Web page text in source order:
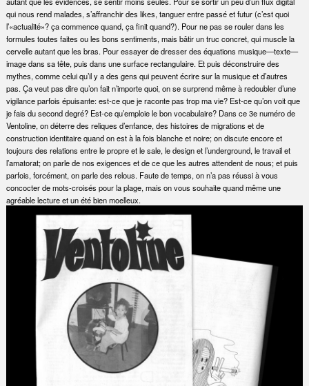
qui nous rend malades, s’affranchir des likes, tanguer entre passé et futur (c’est quoi
l’«actualité»? ça commence quand, ça finit quand?). Pour ne pas se rouler dans les
formules toutes faites ou les bons sentiments, mais bâtir un truc concret, qui muscle la
cervelle autant que les bras. Pour essayer de dresser des équations musique—texte—
image dans sa tête, puis dans une surface rectangulaire. Et puis déconstruire des
mythes, comme celui qu’il y a des gens qui peuvent écrire sur la musique et d’autres
pas. Ça veut pas dire qu’on fait n’importe quoi, on se surprend même à redoubler d’une
vigilance parfois épuisante: est-ce que je raconte pas trop ma vie? Est-ce qu’on voit que
je fais du second degré? Est-ce qu’emploie le bon vocabulaire? Dans ce 3e numéro de
Ventoline, on déterre des reliques d’enfance, des histoires de migrations et de
construction identitaire quand on est à la fois blanche et noire; on discute encore et
toujours des relations entre le propre et le sale, le design et l’underground, le travail et
l’amatorat; on parle de nos exigences et de ce que les autres attendent de nous; et puis
parfois, forcément, on parle des relous. Faute de temps, on n’a pas réussi à vous
concocter de mots-croisés pour la plage, mais on vous souhaite quand même une
agréable lecture et un été bien moelleux.